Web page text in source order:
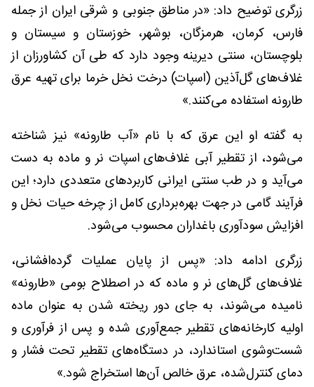
زرگری توضیح داد: «در مناطق جنوبی و شرقی ایران از جمله
فارس، کرمان، هرمزگان، بوشهر، خوزستان و سیستان و
بلوچستان، سنتی دیرینه وجود دارد که طی آن کشاورزان از
غلاف‌های گل‌آذین (اسپات) درخت نخل خرما برای تهیه عرق
طارونه استفاده می‌کنند.»
به گفته او این عرق که با نام «آب طارونه» نیز شناخته
می‌شود، از تقطیر آبی غلاف‌های اسپات نر و ماده به دست
می‌آید و در طب سنتی ایرانی کاربردهای متعددی دارد؛ این
فرآیند گامی در جهت بهره‌برداری کامل از چرخه حیات نخل و
افزایش سودآوری باغداران محسوب می‌شود.
زرگری ادامه داد: «پس از پایان عملیات گرده‌افشانی،
غلاف‌های گل‌های نر و ماده که در اصطلاح بومی «طارونه»
نامیده می‌شوند، به جای دور ریخته شدن به عنوان ماده
اولیه کارخانه‌های تقطیر جمع‌آوری شده و پس از فرآوری و
شست‌وشوی استاندارد، در دستگاه‌های تقطیر تحت فشار و
دمای کنترل‌شده، عرق خالص آن‌ها استخراج شود.»